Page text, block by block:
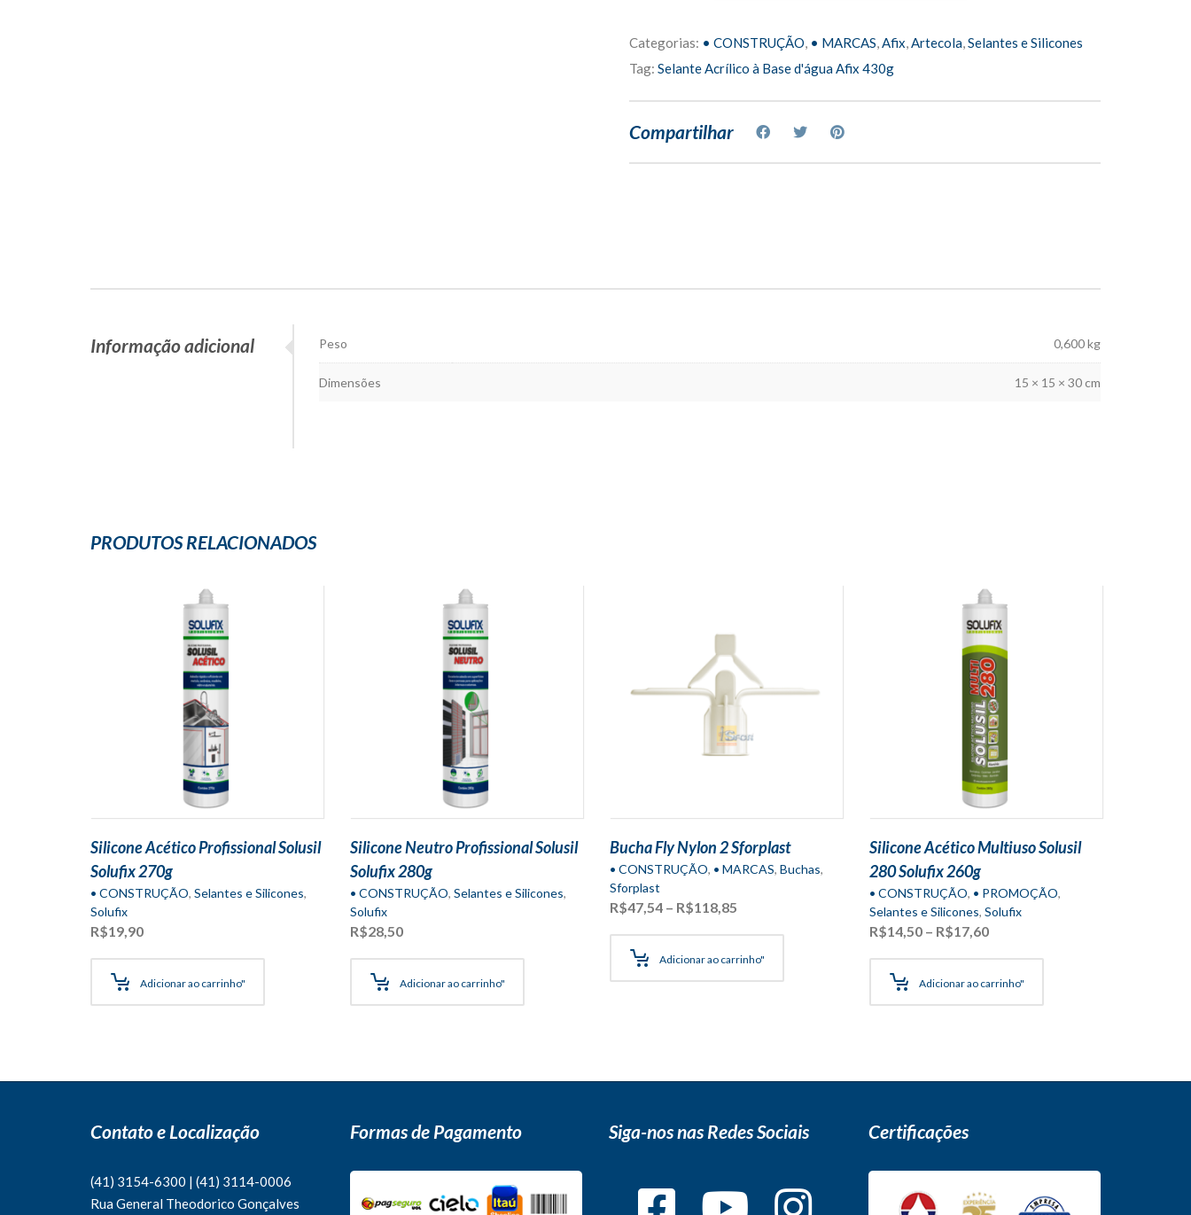
d'água
Afix
quantity
Categorias: • CONSTRUÇÃO, • MARCAS,Afix,Artecola,Selantes e Silicones
Tag: Selante Acrílico à Base d'água Afix 430g
Compartilhar
Informação adicional Peso 0,600 kg
Dimensões 15 × 15 × 30 cm
PRODUTOS RELACIONADOS
Silicone Acético Profissional Solusil
Solufix 270g
• CONSTRUÇÃO, Selantes e Silicones,
Solufix
R$19,90
Adicionar ao carrinho"
Silicone Neutro Profissional Solusil
Solufix 280g
• CONSTRUÇÃO, Selantes e Silicones,
Solufix
R$28,50
Adicionar ao carrinho"
Bucha Fly Nylon 2 Sforplast
• CONSTRUÇÃO, • MARCAS, Buchas,
Sforplast
R$47,54 – R$118,85
R$47,54
através
Adicionar ao carrinho"
Silicone Acético Multiuso Solusil
280 Solufix 260g
• CONSTRUÇÃO, • PROMOÇÃO,
Selantes e Silicones, Solufix
R$14,50 – R$17,60Faixa
R$14,50
através
Adicionar ao carrinho"
Contato e Localização
(41) 3154-6300 | (41) 3114-0006
Rua General Theodorico Gonçalves
Formas de Pagamento Siga-nos nas Redes Sociais Certificações